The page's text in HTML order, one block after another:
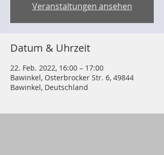
Veranstaltungen ansehen
Datum & Uhrzeit
22. Feb. 2022, 16:00 – 17:00
Bawinkel, Osterbrocker Str. 6, 49844
Bawinkel, Deutschland